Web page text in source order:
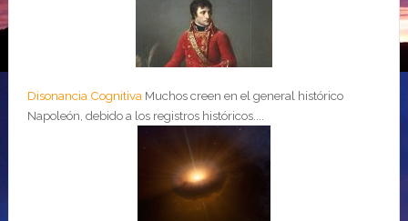
Disonancia Cognitiva Muchos creen en el general histórico
Napoleón, debido a los registros históricos....